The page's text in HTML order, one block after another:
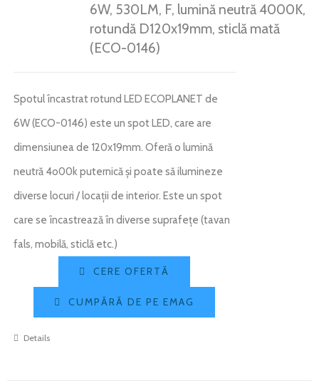
6W, 530LM, F, lumină neutră 4000K,
rotundă D120x19mm, sticlă mată
(ECO-0146)
Spotul încastrat rotund LED ECOPLANET de
6W (ECO-0146) este un spot LED, care are
dimensiunea de 120x19mm. Oferă o lumină
neutră 4o00k puternică și poate să ilumineze
diverse locuri / locații de interior. Este un spot
care se încastrează în diverse suprafețe (tavan
fals, mobilă, sticlă etc.)
CERE OFERTĂ
CUMPĂRĂ DE PE EMAG
Details